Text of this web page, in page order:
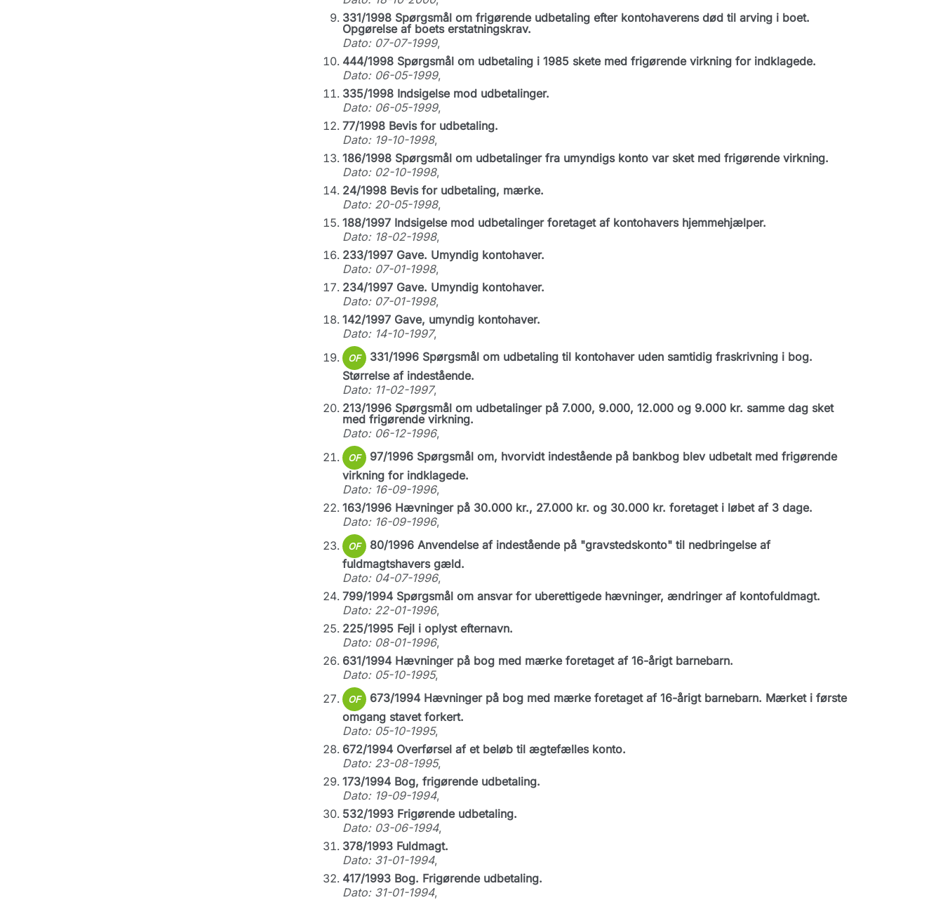
331/1998 Spørgsmål om frigørende udbetaling efter kontohaverens død til arving i boet.
Opgørelse af boets erstatningskrav.
Dato: 07-07-1999,
444/1998 Spørgsmål om udbetaling i 1985 skete med frigørende virkning for indklagede.
Dato: 06-05-1999,
335/1998 Indsigelse mod udbetalinger.
Dato: 06-05-1999,
77/1998 Bevis for udbetaling.
Dato: 19-10-1998,
186/1998 Spørgsmål om udbetalinger fra umyndigs konto var sket med frigørende virkning.
Dato: 02-10-1998,
24/1998 Bevis for udbetaling, mærke.
Dato: 20-05-1998,
188/1997 Indsigelse mod udbetalinger foretaget af kontohavers hjemmehjælper.
Dato: 18-02-1998,
233/1997 Gave. Umyndig kontohaver.
Dato: 07-01-1998,
234/1997 Gave. Umyndig kontohaver.
Dato: 07-01-1998,
142/1997 Gave, umyndig kontohaver.
Dato: 14-10-1997,
OF
331/1996 Spørgsmål om udbetaling til kontohaver uden samtidig fraskrivning i bog.
Størrelse af indestående.
Dato: 11-02-1997,
213/1996 Spørgsmål om udbetalinger på 7.000, 9.000, 12.000 og 9.000 kr. samme dag sket
med frigørende virkning.
Dato: 06-12-1996,
OF
97/1996 Spørgsmål om, hvorvidt indestående på bankbog blev udbetalt med frigørende
virkning for indklagede.
Dato: 16-09-1996,
163/1996 Hævninger på 30.000 kr., 27.000 kr. og 30.000 kr. foretaget i løbet af 3 dage.
Dato: 16-09-1996,
OF
80/1996 Anvendelse af indestående på "gravstedskonto" til nedbringelse af
fuldmagtshavers gæld.
Dato: 04-07-1996,
799/1994 Spørgsmål om ansvar for uberettigede hævninger, ændringer af kontofuldmagt.
Dato: 22-01-1996,
225/1995 Fejl i oplyst efternavn.
Dato: 08-01-1996,
631/1994 Hævninger på bog med mærke foretaget af 16-årigt barnebarn.
Dato: 05-10-1995,
OF
673/1994 Hævninger på bog med mærke foretaget af 16-årigt barnebarn. Mærket i første
omgang stavet forkert.
Dato: 05-10-1995,
672/1994 Overførsel af et beløb til ægtefælles konto.
Dato: 23-08-1995,
173/1994 Bog, frigørende udbetaling.
Dato: 19-09-1994,
532/1993 Frigørende udbetaling.
Dato: 03-06-1994,
378/1993 Fuldmagt.
Dato: 31-01-1994,
417/1993 Bog. Frigørende udbetaling.
Dato: 31-01-1994,